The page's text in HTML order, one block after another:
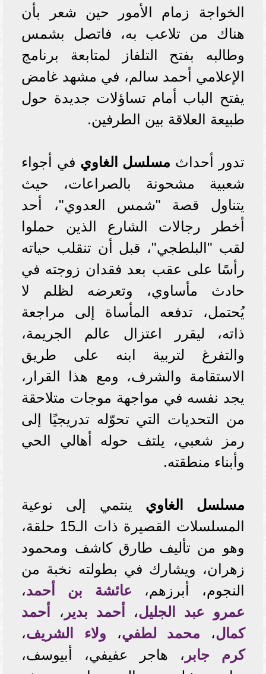
الخواجة زمام الأمور حين شعر بأن
هناك من تلاعب به، فاتصل بشمس
وطالبه بفتح التلفاز لمتابعة برنامج
الإعلامي أحمد سالم، في مشهد غامض
يفتح الباب أمام تساؤلات جديدة حول
طبيعة العلاقة بين الطرفين.
تدور أحداث مسلسل الغاوي في أجواء
شعبية مشحونة بالصراعات، حيث
يتناول قصة "شمس العدوي"، أحد
أخطر رجالات الشارع الذين حملوا
لقب "البلطجي"، قبل أن تنقلب حياته
رأسًا على عقب بعد فقدان زوجته في
حادث مأساوي، وتعرضه لظلم لا
يُحتمل، تدفعه المأساة إلى مراجعة
ذاته، ليقرر اعتزال عالم الجريمة،
والتفرغ لتربية ابنه على طريق
الاستقامة والشرف، ومع هذا القرار،
يجد نفسه في مواجهة موجات متلاحقة
من التحديات التي تحوّله تدريجيًا إلى
رمز شعبي، يلتف حوله أهالي الحي
وأبناء منطقته.
مسلسل الغاوي ينتمي إلى نوعية
المسلسلات القصيرة ذات الـ15 حلقة،
وهو من تأليف طارق كاشف ومحمود
زهران، ويشارك في بطولته نخبة من
النجوم، أبرزهم، عائشة بن أحمد،
عمرو عبد الجليل، أحمد بدير ،
أحمد
كمال، محمد لطفي، ولاء الشريف،
كرم جابر ، هاجر عفيفي، أبيوسف،